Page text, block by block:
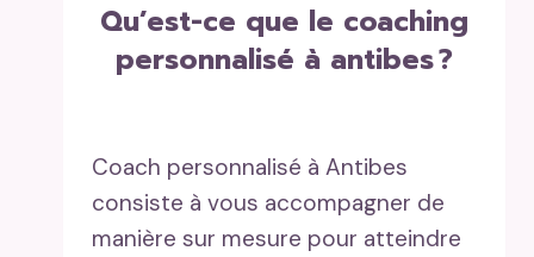
qu’est-ce que le coaching
personnalisé à antibes ?
Coach personnalisé à Antibes
consiste à vous accompagner de
manière sur mesure pour atteindre